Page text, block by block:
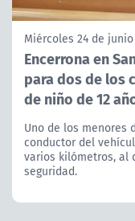
Miércoles 24 de
Encerrona en
para dos de los
de niño de 12
Uno de los menores
conductor del
varios kilómetros, al
seguridad.